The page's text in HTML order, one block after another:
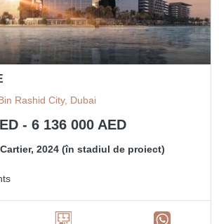
Rashid City, Dubai
- 6 136 000 AED
2024 (în stadiul de proiect)